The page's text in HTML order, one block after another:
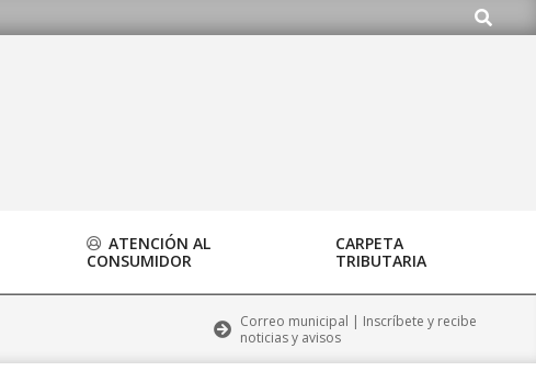
Buscar
ATENCIÓN AL
CONSUMIDOR
CARPETA
TRIBUTARIA
Correo municipal | Inscríbete y recibe
noticias y avisos